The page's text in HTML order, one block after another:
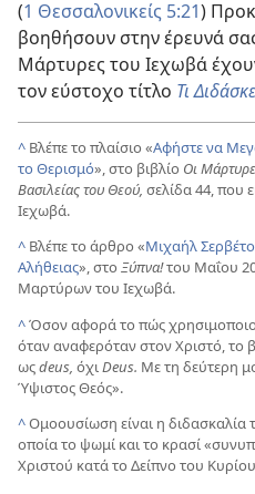
(1 Θεσσαλονικείς 5:21)
βοηθήσουν στην έρευνά
Μάρτυρες του Ιεχωβά
τον εύστοχο τίτλο Τι
^ Βλέπε το πλαίσιο «Αφήστε να
το Θερισμό», στο βιβλίο Οι
Βασιλείας του Θεού, σελίδα 44, που
Ιεχωβά.
^ Βλέπε το άρθρο «Μιχαήλ
Αλήθειας», στο Ξύπνα!του Μαΐου
Μαρτύρων του Ιεχωβά.
^Όσον αφορά το πώς
όταν αναφερόταν στον Χριστό, το
ωςdeus, όχιDeus. Με τη δεύτερη
Ύψιστος Θεός».
^Ομοουσίωση είναι η
οποία το ψωμί και το κρασί
Χριστού κατά το Δείπνο του